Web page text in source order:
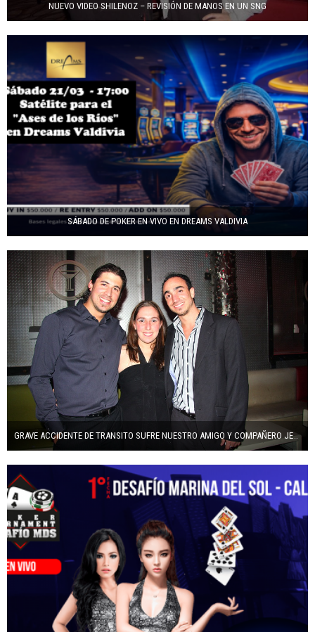
NUEVO VIDEO SHILENOZ – REVISIÓN DE MANOS EN UN SNG
SÁBADO DE POKER EN VIVO EN DREAMS VALDIVIA
GRAVE ACCIDENTE DE TRANSITO SUFRE NUESTRO AMIGO Y COMPAÑERO JESUS TOLEDO